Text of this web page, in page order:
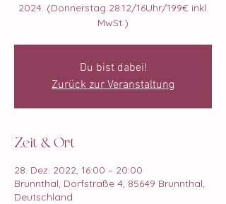
2024. (Donnerstag 28.12/16Uhr/199€ inkl.
MwSt.)
Du bist dabei!
Zurück zur Veranstaltung
Zeit & Ort
28. Dez. 2022, 16:00 – 20:00
Brunnthal, Dorfstraße 4, 85649 Brunnthal,
Deutschland